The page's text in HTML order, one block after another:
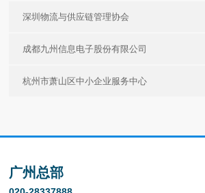
深圳物流与供应链管理协会
成都九州信息电子股份有限公司
杭州市萧山区中小企业服务中心
广州总部